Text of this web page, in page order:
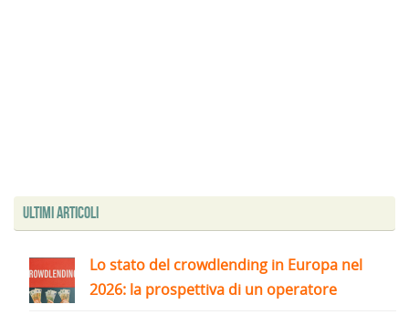
Ultimi articoli
Lo stato del crowdlending in Europa nel
2026: la prospettiva di un operatore